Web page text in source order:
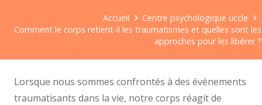
Accueil
Centre psychologique uccle
Comment le corps retient-il les traumatismes et quelles sont les
approches pour les libérer ?
Lorsque nous sommes confrontés à des événements
traumatisants dans la vie, notre corps réagit de